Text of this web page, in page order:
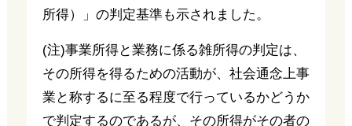
所得）」の判定基準も示されました。
(注)事業所得と業務に係る雑所得の判定は、
その所得を得るための活動が、社会通念上事
業と称するに至る程度で行っているかどうか
で判定するのであるが、その所得がその者の